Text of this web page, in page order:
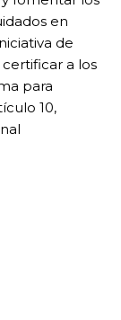
en
de
a los
para
10,